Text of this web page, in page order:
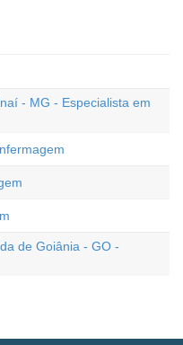
- MG - Especialista em
de Goiânia - GO -